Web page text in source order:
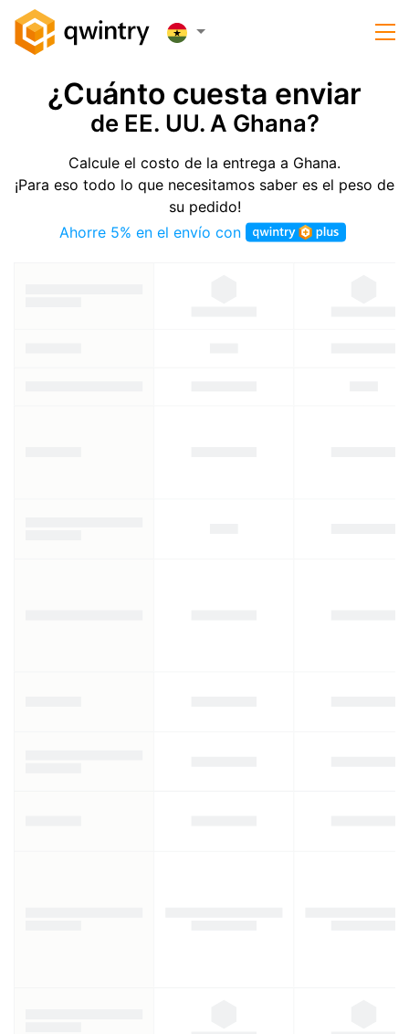
¿Cuánto cuesta enviar
de EE. UU. A Ghana?
Calcule el costo de la entrega a Ghana.
¡Para eso todo lo que necesitamos saber es el peso de
su pedido!
Ahorre 5% en el envío con